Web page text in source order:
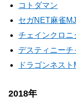
コトダマン
セガNET麻雀MJ
チェインクロニ
デスティニーチ
ドラゴンネスト
2018年